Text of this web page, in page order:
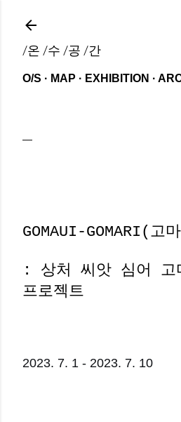
/온 /수 /공 /간
O/S MAP EXHIBITION
GOMAUI-GOMARI(고
: 상처 씨앗 심어 고
프로젝트
2023. 7. 1 - 2023. 7. 10